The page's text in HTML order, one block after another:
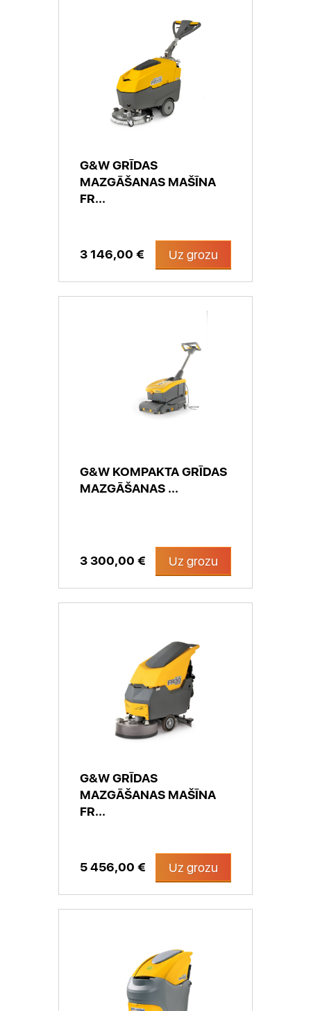
G&W GRĪDAS
MAZGĀŠANAS MAŠĪNA
FR...
3 146,00 € Uz grozu
G&W KOMPAKTA GRĪDAS
MAZGĀŠANAS ...
3 300,00 € Uz grozu
G&W GRĪDAS
MAZGĀŠANAS MAŠĪNA
FR...
5 456,00 € Uz grozu